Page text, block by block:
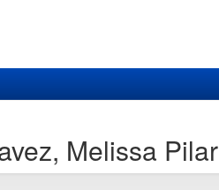
Melissa Pilar